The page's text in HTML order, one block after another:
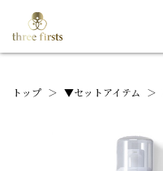
トップ ＞ ▼セットアイテム ＞